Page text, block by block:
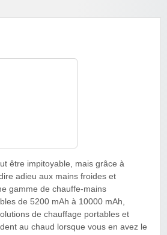
être impitoyable, mais grâce à
adieu aux mains froides et
gamme de chauffe-mains
de 5200 mAh à 10000 mAh,
de chauffage portables et
au chaud lorsque vous en avez le